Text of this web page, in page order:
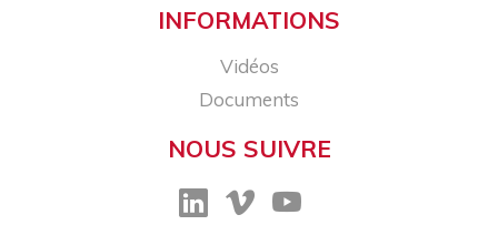
INFORMATIONS
Vidéos
Documents
NOUS SUIVRE